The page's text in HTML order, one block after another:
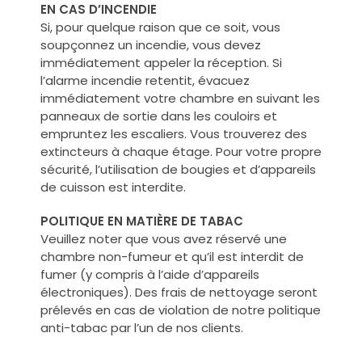
EN CAS D’INCENDIE
Si, pour quelque raison que ce soit, vous
soupçonnez un incendie, vous devez
immédiatement appeler la réception. Si
l’alarme incendie retentit, évacuez
immédiatement votre chambre en suivant les
panneaux de sortie dans les couloirs et
empruntez les escaliers. Vous trouverez des
extincteurs à chaque étage. Pour votre propre
sécurité, l’utilisation de bougies et d’appareils
de cuisson est interdite.
POLITIQUE EN MATIÈRE DE TABAC
Veuillez noter que vous avez réservé une
chambre non-fumeur et qu’il est interdit de
fumer (y compris à l’aide d’appareils
électroniques). Des frais de nettoyage seront
prélevés en cas de violation de notre politique
anti-tabac par l’un de nos clients.